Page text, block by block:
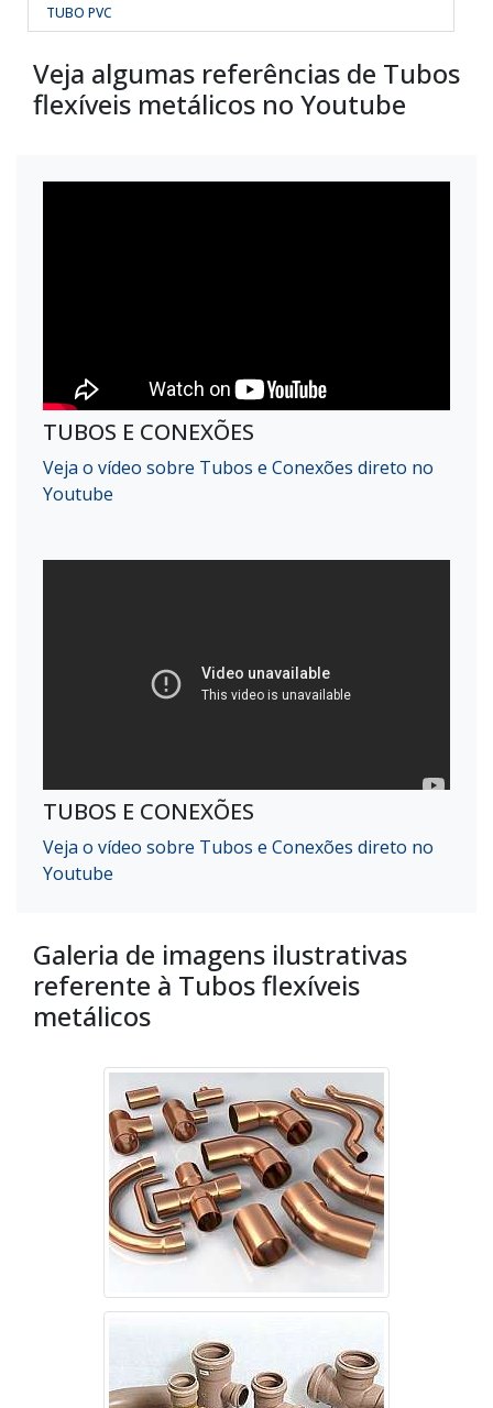
TUBO PVC
Veja algumas referências de Tubos
flexíveis metálicos no Youtube
TUBOS E CONEXÕES
Veja o vídeo sobre Tubos e Conexões direto no
Youtube
TUBOS E CONEXÕES
Veja o vídeo sobre Tubos e Conexões direto no
Youtube
Galeria de imagens ilustrativas
referente à Tubos flexíveis
metálicos